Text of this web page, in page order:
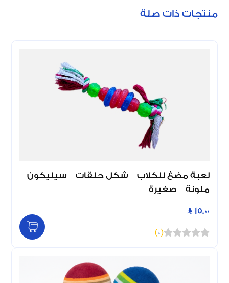
منتجات ذات صلة
لعبة مضغ للكلاب – شكل حلقات – سيليكون
ملونة – صغيرة
15.00
(
0
)